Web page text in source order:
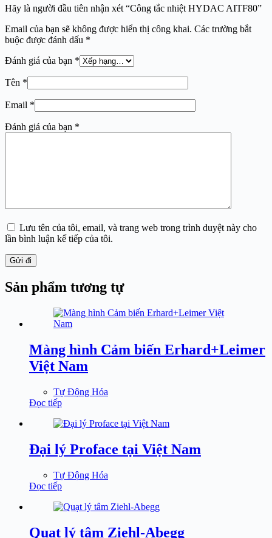
Hãy là người đầu tiên nhận xét “Công tắc nhiệt HYDAC AITF80”
Email của bạn sẽ không được hiển thị công khai. Các trường bắt
buộc được đánh dấu *
Đánh giá của bạn *
Tên *
Email *
Đánh giá của bạn *
Lưu tên của tôi, email, và trang web trong trình duyệt này cho
lần bình luận kế tiếp của tôi.
Gửi đi
Sản phẩm tương tự
Màng hình Cảm biến Erhard+Leimer
Việt Nam
Tự Động Hóa
Đọc tiếp
Đại lý Proface tại Việt Nam
Tự Động Hóa
Đọc tiếp
Quạt lý tâm Ziehl-Abegg